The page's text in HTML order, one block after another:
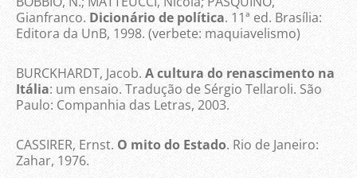
Gianfranco. Dicionário de política. 11ª ed. Brasília:
Editora da UnB, 1998. (verbete: maquiavelismo)
BURCKHARDT, Jacob. A cultura do renascimento na
Itália: um ensaio. Tradução de Sérgio Tellaroli. São
Paulo: Companhia das Letras, 2003.
CASSIRER, Ernst. O mito do Estado. Rio de Janeiro:
Zahar, 1976.